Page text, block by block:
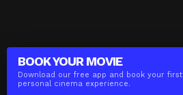
BOOK YOUR MOVIE
Download our free app and book your first
personal cinema experience.